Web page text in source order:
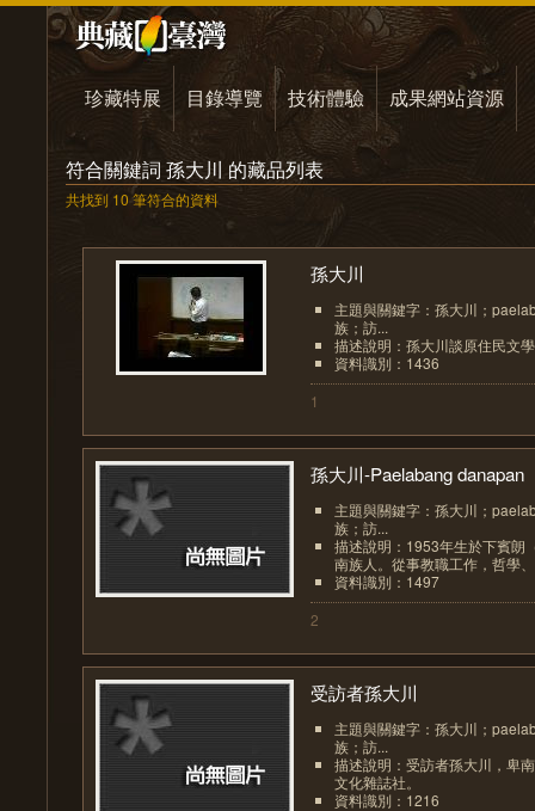
珍藏特展 目錄導覽 技術體驗 成果網站資源
符合關鍵詞 孫大川 的藏品列表
共找到 10 筆符合的資料
孫大川
主題與關鍵字：孫大川；
族；訪...
描述說明：孫大川談原住民文
資料識別：1436
1
孫大川-Paelabang danapan
主題與關鍵字：孫大川；
族；訪...
描述說明：1953年生於下賓朗
南族人。從事教職工作，哲學
資料識別：1497
2
受訪者孫大川
主題與關鍵字：孫大川；
族；訪...
描述說明：受訪者孫大川，卑
文化雜誌社。
資料識別：1216